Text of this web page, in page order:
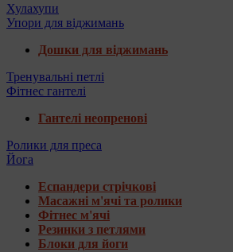
Хулахупи
Упори для віджимань
Дошки для віджимань
Тренувальні петлі
Фітнес гантелі
Гантелі неопренові
Ролики для преса
Йога
Еспандери стрічкові
Масажні м'ячі та ролики
Фітнес м'ячі
Резинки з петлями
Блоки для йоги